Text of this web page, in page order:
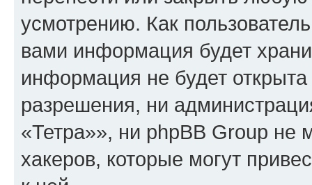
усмотрению. Как
вами информация будет
информация не будет
разрешения, ни
«Тетра»», ни phpBB Group не
хакеров, которые могут